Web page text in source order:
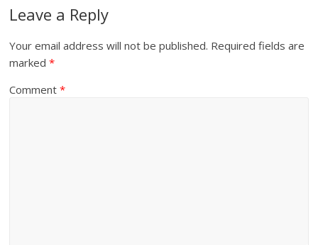
Leave a Reply
Your email address will not be published. Required fields are
marked*
Comment*